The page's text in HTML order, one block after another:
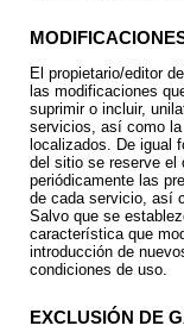
El propietario/editor
las modificaciones
suprimir o incluir,
servicios, así como
localizados. De igual
del sitio se reserve el
periódicamente las
de cada servicio, así
Salvo que se
característica que
introducción de
condiciones de uso.
EXCLUSIÓN DE